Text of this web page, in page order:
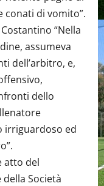
conati di vomito”.
“Nella
assumeva
dell’arbitro, e,
dello
irriguardoso ed
atto del
Società